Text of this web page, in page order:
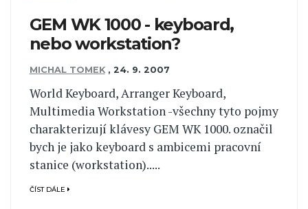
GEM WK 1000 - keyboard,
nebo workstation?
MICHAL TOMEK , 24. 9. 2007
World Keyboard, Arranger Keyboard,
Multimedia Workstation -všechny tyto pojmy
charakterizují klávesy GEM WK 1000. označil
bych je jako keyboard s ambicemi pracovní
stanice (workstation).....
ČÍST DÁLE